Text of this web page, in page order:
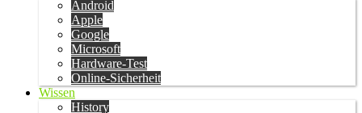
Android
Apple
Google
Microsoft
Hardware-Test
Online-Sicherheit
Wissen
History